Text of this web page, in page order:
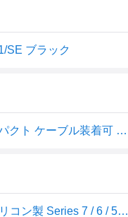
SE ブラック
エレコム Apple Watch 充電スタンド シリコン製 横置きタイプ 小型 コンパクト ケーブル装着可 [Series Ultra 送料無料
エレコム AW-DSCHSBK Apple Watch用 充電器 卓上 スタンド 横置き シリコン製 Series 7 / 6 / 5 / 4 / 3 / 2 / 1 / SE [ 45mm/44mm